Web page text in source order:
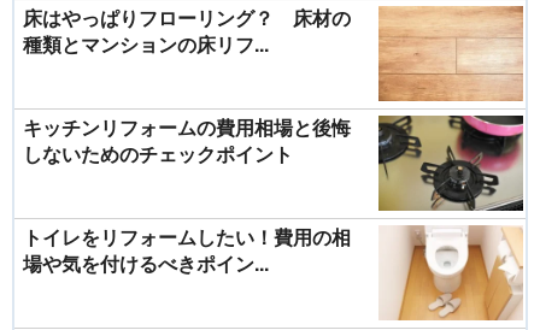
床はやっぱりフローリング？ 床材の
種類とマンションの床リフ...
キッチンリフォームの費用相場と後悔
しないためのチェックポイント
トイレをリフォームしたい！費用の相
場や気を付けるべきポイン...